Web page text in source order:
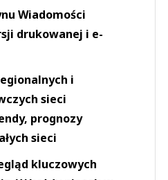
Wiadomości
drukowanej i e-
i
sieci
prognozy
sieci
kluczowych